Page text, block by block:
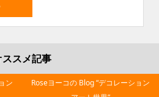
ススメ記事
ン
Roseヨーコの Blog “デコレーション